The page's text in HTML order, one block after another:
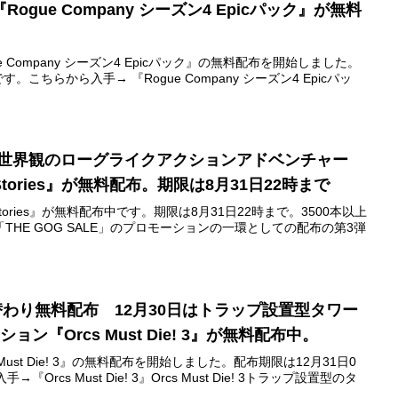
Rogue Company シーズン4 Epicパック』が無料
シーズン4 Epicパック』の無料配布を開始しました。
。こちらから入手→ 『Rogue Company シーズン4 Epicパッ
界観のローグライクアクションアドベンチャー
』が無料配布。期限は8月31日22時まで
』が無料配布中です。期限は8月31日22時まで。3500本以上
GOG SALE」のプロモーションの一環としての配布の第3弾
り無料配布 12月30日はトラップ設置型タワー
ョン『Orcs Must Die! 3』が無料配布中。
Die! 3』の無料配布を開始しました。配布期限は12月31日0
手→『Orcs Must Die! 3』Orcs Must Die! 3トラップ設置型のタ